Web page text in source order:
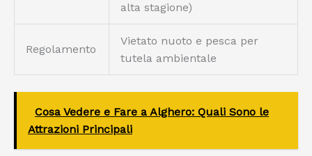
alta stagione)
Regolamento
Vietato nuoto e pesca per
tutela ambientale
Cosa Vedere e Fare a Alghero: Quali Sono le
Attrazioni Principali